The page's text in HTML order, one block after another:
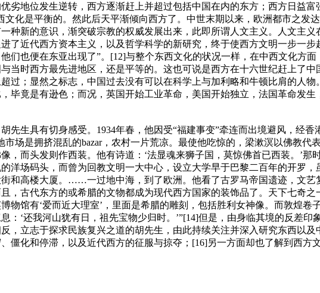
劣地位发生逆转，西方逐渐赶上并超过包括中国在内的东方；西方日益
文化是平衡的。然此后天平渐倾向西方了。中世末期以来，欧洲都市之发
种新的意识，渐突破宗教的权威发展出来，此即所谓人文主义。人文主
了近代西方资本主义，以及哲学科学的新研究，终于使西方文明一步一
们也便在东亚出现了”。[12]与整个东西文化的状况一样，在中西文化方
当时西方最先进地区，还是平等的。这也可说是西方在十六世纪赶上了
过；显然之标志，中国过去没有可以在科学上与加利略和牛顿比肩的人物
毕竟是有逊色；而况，英国开始工业革命，美国开始独立，法国革命发
先生具有切身感受。1934年春，他因受“福建事变”牵连而出境避风，经
场是拥挤混乱的bazar，农村一片荒凉。最使他吃惊的，梁漱溟以佛教代
，而头发则作西装。他有诗道：‘法显魂来狮子国，莫惊佛首已西装。’那
场码头，而曾为回教文明一大中心，设立大学早于巴黎二百年的开罗，
和高楼大厦。……一过地中海，到了欧洲。他看了古罗马帝国遗迹，文艺
古代东方的或希腊的文物都成为现代西方国家的装饰品了。天下七奇之
物馆有‘爱而近大理室’，里面是希腊的雕刻，包括胜利女神像。而敦煌卷
：‘还我河山犹有日，祖先宝物少归时。’”[14]但是，由身临其境的反差
，立志于探求民族复兴之道的胡先生，由此持续关注并深入研究东西以
僵化和停滞，以及近代西方的征服与掠夺；[16]另一方面却也了解到西方